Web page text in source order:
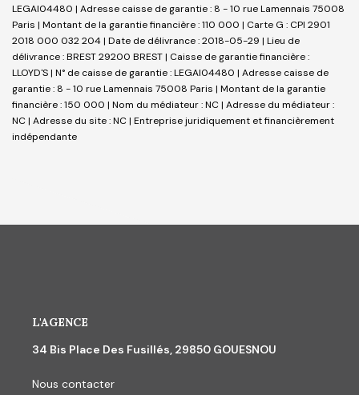
LEGAI04480 | Adresse caisse de garantie : 8 - 10 rue Lamennais 75008
Paris | Montant de la garantie financière : 110 000 | Carte G : CPI 2901
2018 000 032 204 | Date de délivrance : 2018-05-29 | Lieu de
délivrance : BREST 29200 BREST | Caisse de garantie financière :
LLOYD'S | N° de caisse de garantie : LEGAI04480 | Adresse caisse de
garantie : 8 - 10 rue Lamennais 75008 Paris | Montant de la garantie
financière : 150 000 | Nom du médiateur : NC | Adresse du médiateur :
NC | Adresse du site : NC | Entreprise juridiquement et financièrement
indépendante
L'AGENCE
34 Bis Place Des Fusillés, 29850 GOUESNOU
Nous contacter